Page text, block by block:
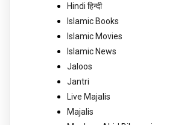
Hindi हिन्दी
Islamic Books
Islamic Movies
Islamic News
Jaloos
Jantri
Live Majalis
Majalis